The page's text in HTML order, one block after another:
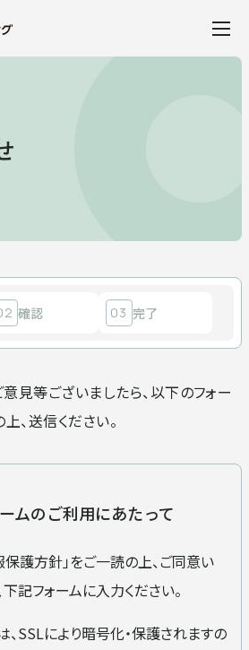
水環境ソリューション
ョン
組み
お問い合わせ
確認 03 完了
意見等ございましたら、以下のフォー
、送信ください。
ムのご利用にあたって
護方針」をご一読の上、ご同意い
記フォームに入力ください。
SSLにより暗号化・保護されますの